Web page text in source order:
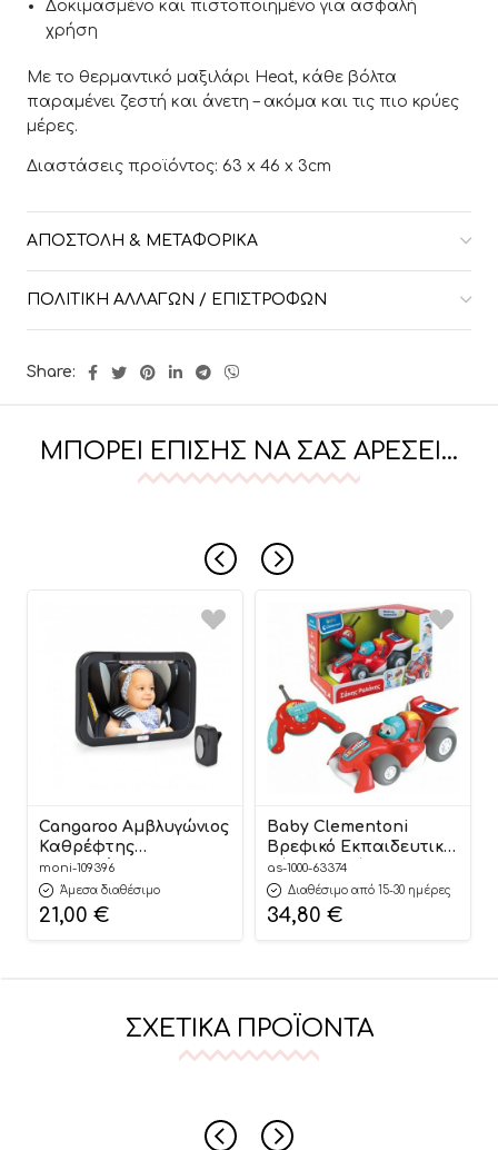
Δοκιμασμένο και πιστοποιημένο για ασφαλή
χρήση
Με το θερμαντικό μαξιλάρι Heat, κάθε βόλτα
παραμένει ζεστή και άνετη – ακόμα και τις πιο κρύες
μέρες.
Διαστάσεις προϊόντος: 63 x 46 x 3cm
ΑΠΟΣΤΟΛΉ & ΜΕΤΑΦΟΡΙΚΆ
ΠΟΛΙΤΙΚΉ ΑΛΛΑΓΏΝ / ΕΠΙΣΤΡΟΦΏΝ
Share:
ΜΠΟΡΕΊ ΕΠΊΣΗΣ ΝΑ ΣΑΣ ΑΡΈΣΕΙ…
Cangaroo Αμβλυγώνιος
Καθρέφτης
Αυτοκινήτου με
Τηλεχειριστήριο LED
Light 3800146268565
moni-109396
Άμεσα διαθέσιμο
21,00 €
Baby Clementoni
Βρεφικό Εκπαιδευτικό
Σάκης Ραλάκης 24m+,
As Company
as-1000-63374
Διαθέσιμο από 15-30 ημέρες
34,80 €
ΣΧΕΤΙΚΆ ΠΡΟΪΌΝΤΑ